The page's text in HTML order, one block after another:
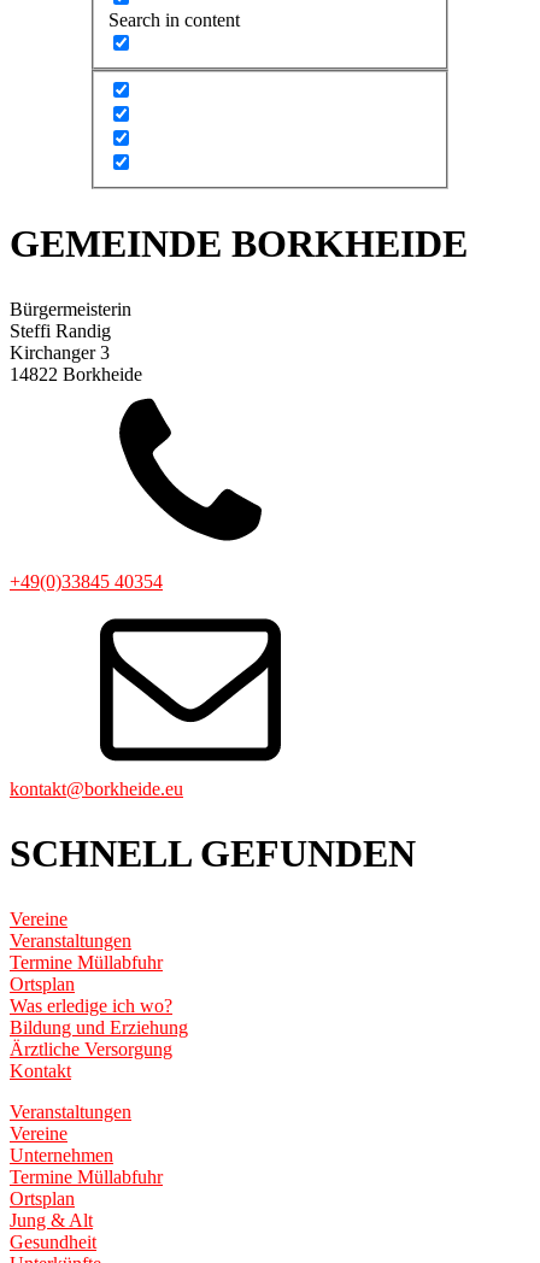
Search in content
GEMEINDE BORKHEIDE
Bürgermeisterin
Steffi Randig
Kirchanger 3
14822 Borkheide
+49(0)33845 40354
kontakt@borkheide.eu
SCHNELL GEFUNDEN
Vereine
Veranstaltungen
Termine Müllabfuhr
Ortsplan
Was erledige ich wo?
Bildung und Erziehung
Ärztliche Versorgung
Kontakt
Veranstaltungen
Vereine
Unternehmen
Termine Müllabfuhr
Ortsplan
Jung & Alt
Gesundheit